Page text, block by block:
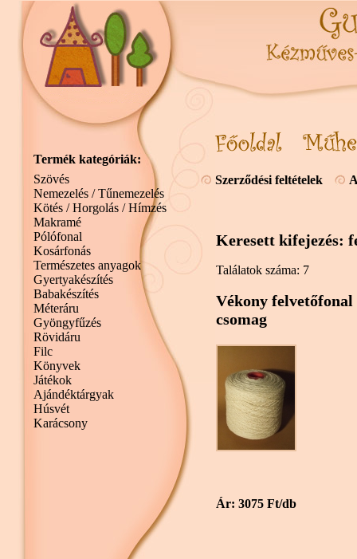
Szerződési feltételek
Keresett kifejezés:
Találatok száma: 7
Vékony felvetőfonal
csomag
Ár: 3075 Ft/db
Termék kategóriák:
Szövés
Nemezelés / Tűnemezelés
Kötés / Horgolás / Hímzés
Makramé
Pólófonal
Kosárfonás
Természetes anyagok
Gyertyakészítés
Babakészítés
Méteráru
Gyöngyfűzés
Rövidáru
Filc
Könyvek
Játékok
Ajándéktárgyak
Húsvét
Karácsony